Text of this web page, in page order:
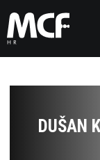
DUŠAN